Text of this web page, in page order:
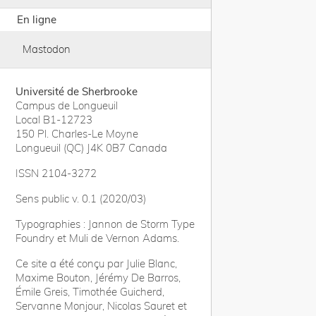
En ligne
Mastodon
Université de Sherbrooke
Campus de Longueuil
Local B1-12723
150 Pl. Charles-Le Moyne
Longueuil (QC) J4K 0B7 Canada
ISSN 2104-3272
Sens public v. 0.1 (2020/03)
Typographies : Jannon de Storm Type
Foundry et Muli de Vernon Adams.
Ce site a été conçu par Julie Blanc,
Maxime Bouton, Jérémy De Barros,
Émile Greis, Timothée Guicherd,
Servanne Monjour, Nicolas Sauret et